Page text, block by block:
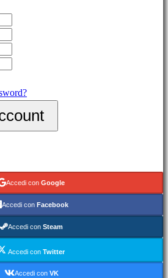
Accedi con Google
Accedi con Facebook
Accedi con Steam
Accedi conTwitter
Accedi con VK